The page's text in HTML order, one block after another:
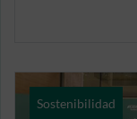
semanas.
Sostenibilidad